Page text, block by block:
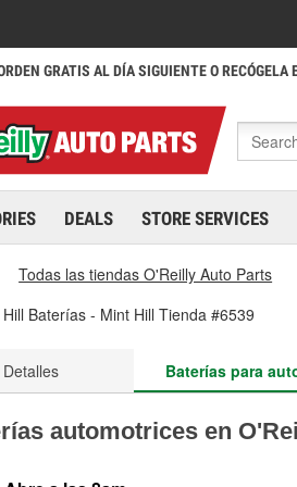
GRATIS AL DÍA SIGUIENTE O RECÓGELA
DEALS STORE SERVICES
Todas las tiendas O'Reilly Auto Parts
Baterías - Mint Hill Tienda #6539
Detalles Baterías para
automotrices en